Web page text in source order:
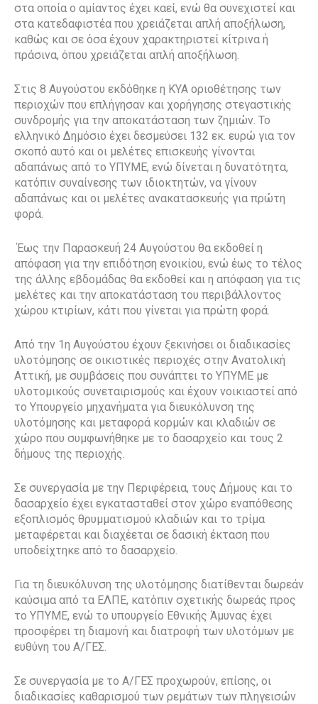
στα οποία ο αμίαντος έχει καεί, ενώ θα συνεχιστεί και
στα κατεδαφιστέα που χρειάζεται απλή αποξήλωση,
καθώς και σε όσα έχουν χαρακτηριστεί κίτρινα ή
πράσινα, όπου χρειάζεται απλή αποξήλωση.
Στις 8 Αυγούστου εκδόθηκε η ΚΥΑ οριοθέτησης των
περιοχών που επλήγησαν και χορήγησης στεγαστικής
συνδρομής για την αποκατάσταση των ζημιών. Το
ελληνικό Δημόσιο έχει δεσμεύσει 132 εκ. ευρώ για τον
σκοπό αυτό και οι μελέτες επισκευής γίνονται
αδαπάνως από το ΥΠΥΜΕ, ενώ δίνεται η δυνατότητα,
κατόπιν συναίνεσης των ιδιοκτητών, να γίνουν
αδαπάνως και οι μελέτες ανακατασκευής για πρώτη
φορά.
Έως την Παρασκευή 24 Αυγούστου θα εκδοθεί η
απόφαση για την επιδότηση ενοικίου, ενώ έως το τέλος
της άλλης εβδομάδας θα εκδοθεί και η απόφαση για τις
μελέτες και την αποκατάσταση του περιβάλλοντος
χώρου κτιρίων, κάτι που γίνεται για πρώτη φορά.
Από την 1η Αυγούστου έχουν ξεκινήσει οι διαδικασίες
υλοτόμησης σε οικιστικές περιοχές στην Ανατολική
Αττική, με συμβάσεις που συνάπτει το ΥΠΥΜΕ με
υλοτομικούς συνεταιρισμούς και έχουν νοικιαστεί από
το Υπουργείο μηχανήματα για διευκόλυνση της
υλοτόμησης και μεταφορά κορμών και κλαδιών σε
χώρο που συμφωνήθηκε με το δασαρχείο και τους 2
δήμους της περιοχής.
Σε συνεργασία με την Περιφέρεια, τους Δήμους και το
δασαρχείο έχει εγκατασταθεί στον χώρο εναπόθεσης
εξοπλισμός θρυμματισμού κλαδιών και το τρίμα
μεταφέρεται και διαχέεται σε δασική έκταση που
υποδείχτηκε από το δασαρχείο.
Για τη διευκόλυνση της υλοτόμησης διατίθενται δωρεάν
καύσιμα από τα ΕΛΠΕ, κατόπιν σχετικής δωρεάς προς
το ΥΠΥΜΕ, ενώ το υπουργείο Εθνικής Άμυνας έχει
προσφέρει τη διαμονή και διατροφή των υλοτόμων με
ευθύνη του Α/ΓΕΣ.
Σε συνεργασία με το Α/ΓΕΣ προχωρούν, επίσης, οι
διαδικασίες καθαρισμού των ρεμάτων των πληγεισών